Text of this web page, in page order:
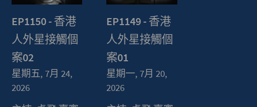
EP1150 - 香港
人外星接觸個
案02
星期五, 7月 24,
2026
EP1149 - 香港
人外星接觸個
案01
星期一, 7月 20,
2026